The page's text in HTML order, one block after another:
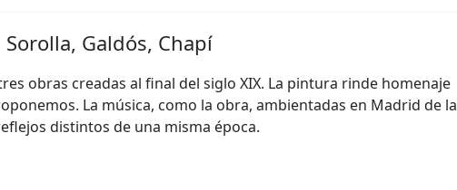
Galdós, Chapí
obras creadas al final del siglo XIX. La pintura rinde homenaje
La música, como la obra, ambientadas en Madrid de la
distintos de una misma época.